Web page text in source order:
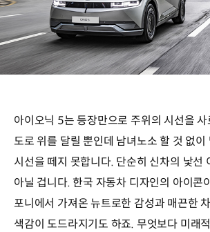
아이오닉 5는 등장만으로 주위의 시선을
도로 위를 달릴 뿐인데 남녀노소 할 것 없이
시선을 떼지 못합니다. 단순히 신차의 낯선
아닐 겁니다. 한국 자동차 디자인의 아이콘
포니에서 가져온 뉴트로한 감성과 매끈한
색감이 도드라지기도 하죠. 무엇보다 미래